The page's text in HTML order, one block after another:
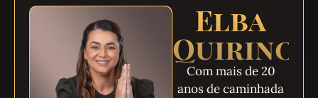
Elba
Quirino
Com mais de 20
anos de caminhada